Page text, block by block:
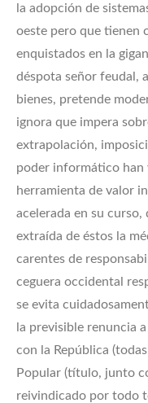
la adopción de
oeste pero que tienen
enquistados en la
déspota señor feudal,
bienes, pretende
ignora que impera
extrapolación,
poder informático han
herramienta de valor
acelerada en su
extraída de éstos la
carentes de
ceguera occidental
se evita
la previsible renuncia
con la República
Popular (título, junto
reivindicado por todo